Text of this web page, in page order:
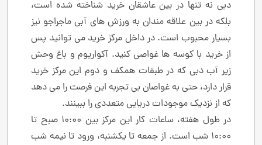
دبی نه تنها در بین عاشقان خرید شناخته شده است،
بلکه در بین علاقه مندان به ورزش های آبی ماجراجو نیز
بسیار محبوب است. در داخل مرکز خرید می توانید پس
از خرید با کوسه ها غواصی کنید. آکواریوم و باغ وحش
زیر آب دبی که در طبقات همکف و دوم این مرکز خرید
قرار دارد، حتی به غواصان بی تجربه این فرصت را می دهد
که از نزدیک موجودات دریایی متعددی را ببینند.
در طول هفته، ساعات کار این مرکز بین 10:00 صبح تا
10:00 شب است. از جمعه تا یکشنبه، ورود تا نیمه شب